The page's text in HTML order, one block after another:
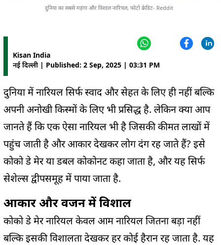
दुनिया का सबसे महंगा और विशाल नारियल, फोटो क्रेडिट- Reddit
Kisan India
नई दिल्ली | Published: 2 Sep, 2025 | 03:31 PM
दुनिया में नारियल सिर्फ स्वाद और सेहत के लिए ही नहीं बल्कि
अपनी अनोखी किस्मों के लिए भी प्रसिद्ध है. लेकिन क्या आप
जानते हैं कि एक ऐसा नारियल भी है जिसकी कीमत लाखों में
पहुंच जाती है और आकार देखकर लोग दंग रह जाते हैं? इसे
कोको डे मेर या डबल कोकोनट कहा जाता है, और यह सिर्फ
सेशेल्स द्वीपसमूह में पाया जाता है.
आकार और वजन में विशाल
कोको डे मेर नारियल केवल आम नारियल जितना बड़ा नहीं
बल्कि इसकी विशालता देखकर हर कोई हैरान रह जाता है. यह